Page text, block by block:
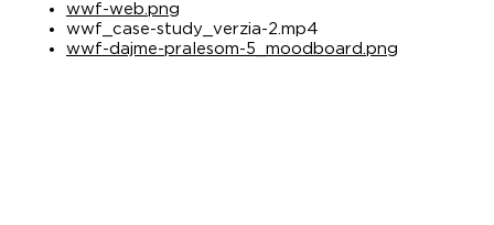
wwf-web.png
wwf_case-study_verzia-2.mp4
wwf-dajme-pralesom-5_moodboard.png